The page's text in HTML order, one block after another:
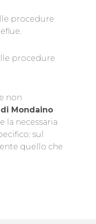
procedure
procedure
non
Mondaino
la necessaria
sul
quello che